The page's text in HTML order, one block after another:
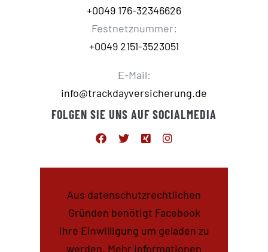
+0049 176-32346626
Festnetznummer:
+0049 2151-3523051
E-Mail:
info@trackdayversicherung.de
FOLGEN SIE UNS AUF SOCIALMEDIA
Aus datenschutzrechtlichen
Gründen benötigt Facebook
Ihre Einwilligung um geladen zu
werden. Mehr Informationen